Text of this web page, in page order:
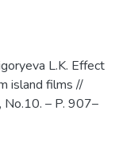
L.K. Effect
island films //
No.10. – P. 907–